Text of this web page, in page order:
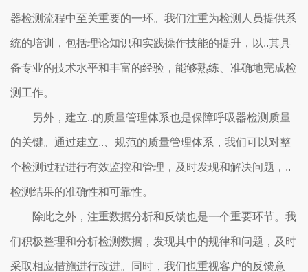
器检测流程中至关重要的一环。我们注重为检测人员提供系
统的培训，包括理论知识和实践操作技能的提升，以..其具
备专业的技术水平和丰富的经验，能够熟练、准确地完成检
测工作。
另外，建立..的质量管理体系也是保障呼吸器检测质量
的关键。通过建立..、规范的质量管理体系，我们可以对整
个检测过程进行有效监控和管理，及时发现和解决问题，..
检测结果的准确性和可靠性。
除此之外，注重数据分析和反馈也是一个重要环节。我
们积极整理和分析检测数据，发现其中的规律和问题，及时
采取相应措施进行改进。同时，我们也重视客户的反馈意